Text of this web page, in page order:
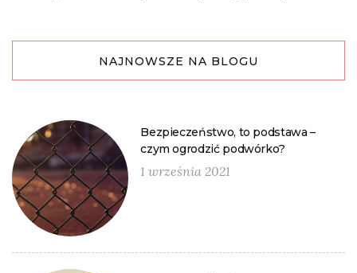
NAJNOWSZE NA BLOGU
Bezpieczeństwo, to podstawa –
czym ogrodzić podwórko?
1 września 2021